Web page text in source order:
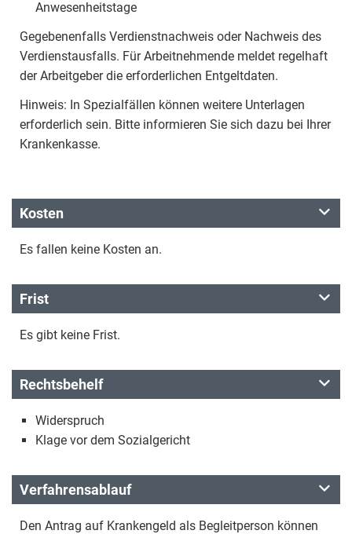
Anwesenheitstage
Gegebenenfalls Verdienstnachweis oder Nachweis des
Verdienstausfalls. Für Arbeitnehmende meldet regelhaft
der Arbeitgeber die erforderlichen Entgeltdaten.
Hinweis: In Spezialfällen können weitere Unterlagen
erforderlich sein. Bitte informieren Sie sich dazu bei Ihrer
Krankenkasse.
Kosten
Es fallen keine Kosten an.
Frist
Es gibt keine Frist.
Rechtsbehelf
Widerspruch
Klage vor dem Sozialgericht
Verfahrensablauf
Den Antrag auf Krankengeld als Begleitperson können